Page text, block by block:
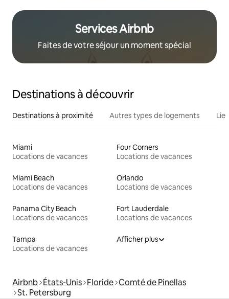
Services Airbnb
Faites de votre séjour un moment spécial
Destinations à découvrir
Destinations à proximité Autres types de logements
Miami
Locations de vacances
Four Corners
Locations de vacances
Miami Beach
Locations de vacances
Orlando
Locations de vacances
Panama City Beach
Locations de vacances
Fort Lauderdale
Locations de vacances
Tampa
Locations de vacances
Afficher plus
Airbnb États-Unis Floride Comté de Pinellas
St. Petersburg